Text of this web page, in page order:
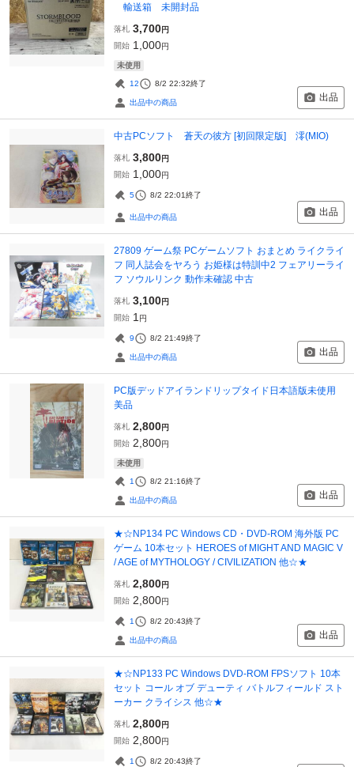
輸送箱 未開封品
落札 3,700円
開始 1,000円
未使用
12 8/2 22:32終了
出品中の商品 出品
中古PCソフト 蒼天の彼方 [初回限定版] 澪(MIO)
落札 3,800円
開始 1,000円
5 8/2 22:01終了
出品中の商品 出品
27809 ゲーム祭 PCゲームソフト おまとめ ライクライ
フ 同人誌会をヤろう お姫様は特訓中2 フェアリーライ
フ ソウルリンク 動作未確認 中古
落札 3,100円
開始 1 円
9 8/2 21:49終了
出品中の商品 出品
PC版デッドアイランドリップタイド日本語版未使用
美品
落札 2,800円
開始 2,800円
未使用
1 8/2 21:16終了
出品中の商品 出品
★☆NP134 PC Windows CD・DVD-ROM 海外版 PC
ゲーム 10本セット HEROES of MIGHT AND MAGIC V
/ AGE of MYTHOLOGY / CIVILIZATION 他☆★
落札 2,800円
開始 2,800円
1 8/2 20:43終了
出品中の商品 出品
★☆NP133 PC Windows DVD-ROM FPSソフト 10本
セット コール オブ デューティ バトルフィールド スト
ーカー クライシス 他☆★
落札 2,800円
開始 2,800円
1 8/2 20:43終了